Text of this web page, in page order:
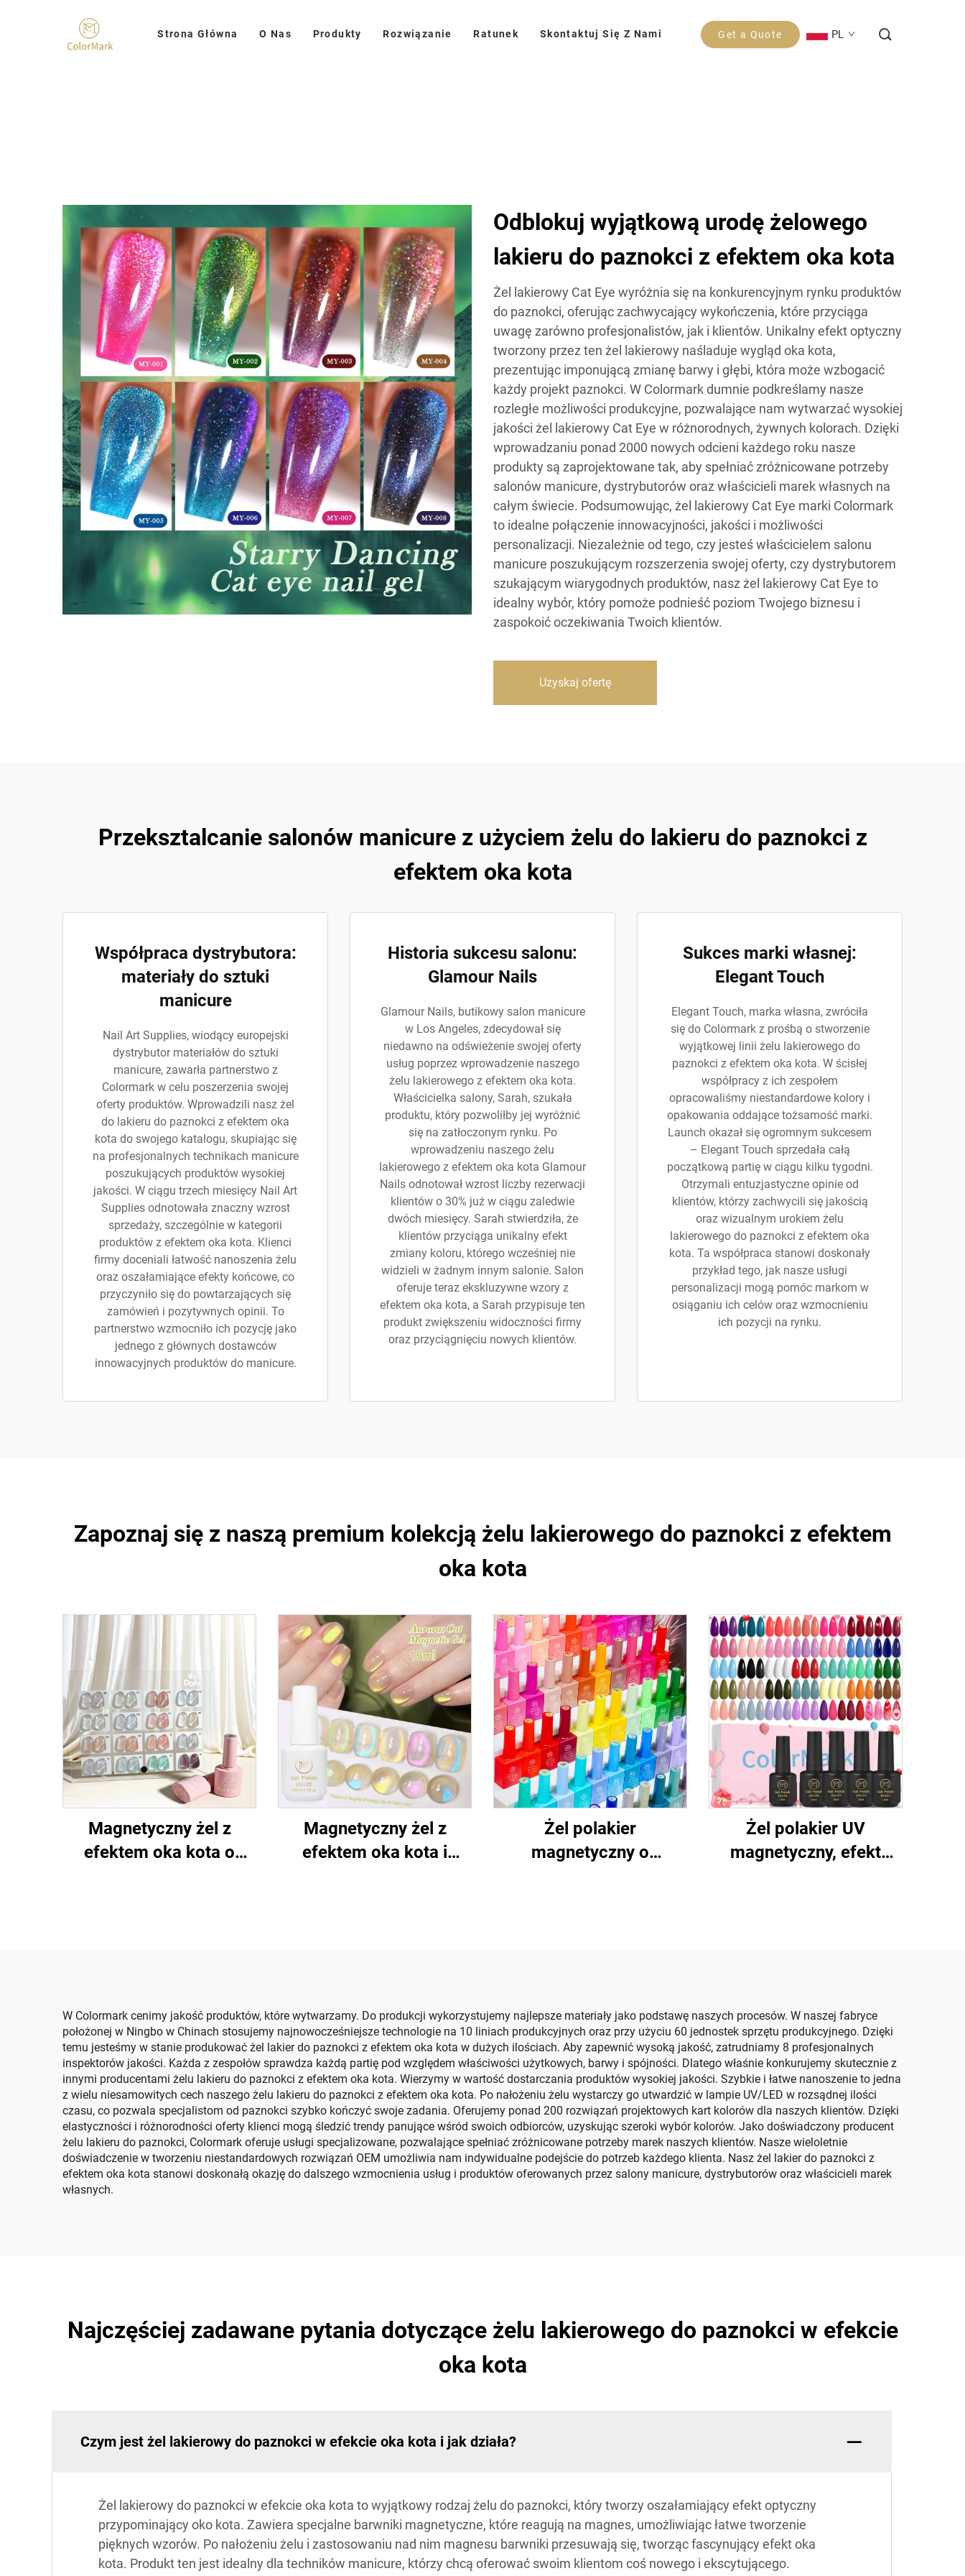
Strona Główna O Nas Produkty Rozwiązanie Ratunek Skontaktuj Się Z Nami Get a Quote PL
Odblokuj wyjątkową urodę żelowego
lakieru do paznokci z efektem oka kota
Żel lakierowy Cat Eye wyróżnia się na konkurencyjnym rynku produktów
do paznokci, oferując zachwycający wykończenia, które przyciąga
uwagę zarówno profesjonalistów, jak i klientów. Unikalny efekt optyczny
tworzony przez ten żel lakierowy naśladuje wygląd oka kota,
prezentując imponującą zmianę barwy i głębi, która może wzbogacić
każdy projekt paznokci. W Colormark dumnie podkreślamy nasze
rozległe możliwości produkcyjne, pozwalające nam wytwarzać wysokiej
jakości żel lakierowy Cat Eye w różnorodnych, żywnych kolorach. Dzięki
wprowadzaniu ponad 2000 nowych odcieni każdego roku nasze
produkty są zaprojektowane tak, aby spełniać zróżnicowane potrzeby
salonów manicure, dystrybutorów oraz właścicieli marek własnych na
całym świecie. Podsumowując, żel lakierowy Cat Eye marki Colormark
to idealne połączenie innowacyjności, jakości i możliwości
personalizacji. Niezależnie od tego, czy jesteś właścicielem salonu
manicure poszukującym rozszerzenia swojej oferty, czy dystrybutorem
szukającym wiarygodnych produktów, nasz żel lakierowy Cat Eye to
idealny wybór, który pomoże podnieść poziom Twojego biznesu i
zaspokoić oczekiwania Twoich klientów.
Uzyskaj ofertę
Przeksztalcanie salonów manicure z użyciem żelu do lakieru do paznokci z
efektem oka kota
Współpraca dystrybutora:
materiały do sztuki
manicure
Nail Art Supplies, wiodący europejski
dystrybutor materiałów do sztuki
manicure, zawarła partnerstwo z
Colormark w celu poszerzenia swojej
oferty produktów. Wprowadzili nasz żel
do lakieru do paznokci z efektem oka
kota do swojego katalogu, skupiając się
na profesjonalnych technikach manicure
poszukujących produktów wysokiej
jakości. W ciągu trzech miesięcy Nail Art
Supplies odnotowała znaczny wzrost
sprzedaży, szczególnie w kategorii
produktów z efektem oka kota. Klienci
firmy doceniali łatwość nanoszenia żelu
oraz oszałamiające efekty końcowe, co
przyczyniło się do powtarzających się
zamówień i pozytywnych opinii. To
partnerstwo wzmocniło ich pozycję jako
jednego z głównych dostawców
innowacyjnych produktów do manicure.
Historia sukcesu salonu:
Glamour Nails
Glamour Nails, butikowy salon manicure
w Los Angeles, zdecydował się
niedawno na odświeżenie swojej oferty
usług poprzez wprowadzenie naszego
żelu lakierowego z efektem oka kota.
Właścicielka salony, Sarah, szukała
produktu, który pozwoliłby jej wyróżnić
się na zatłoczonym rynku. Po
wprowadzeniu naszego żelu
lakierowego z efektem oka kota Glamour
Nails odnotował wzrost liczby rezerwacji
klientów o 30% już w ciągu zaledwie
dwóch miesięcy. Sarah stwierdziła, że
klientów przyciąga unikalny efekt
zmiany koloru, którego wcześniej nie
widzieli w żadnym innym salonie. Salon
oferuje teraz ekskluzywne wzory z
efektem oka kota, a Sarah przypisuje ten
produkt zwiększeniu widoczności firmy
oraz przyciągnięciu nowych klientów.
Sukces marki własnej:
Elegant Touch
Elegant Touch, marka własna, zwróciła
się do Colormark z prośbą o stworzenie
wyjątkowej linii żelu lakierowego do
paznokci z efektem oka kota. W ścisłej
współpracy z ich zespołem
opracowaliśmy niestandardowe kolory i
opakowania oddające tożsamość marki.
Launch okazał się ogromnym sukcesem
– Elegant Touch sprzedała całą
początkową partię w ciągu kilku tygodni.
Otrzymali entuzjastyczne opinie od
klientów, którzy zachwycili się jakością
oraz wizualnym urokiem żelu
lakierowego do paznokci z efektem oka
kota. Ta współpraca stanowi doskonały
przykład tego, jak nasze usługi
personalizacji mogą pomóc markom w
osiąganiu ich celów oraz wzmocnieniu
ich pozycji na rynku.
Zapoznaj się z naszą premium kolekcją żelu lakierowego do paznokci z efektem
oka kota
Magnetyczny żel z
efektem oka kota o
Magnetyczny żel z
efektem oka kota i
Żel polakier
magnetyczny o
Żel polakier UV
magnetyczny, efekt
W Colormark cenimy jakość produktów, które wytwarzamy. Do produkcji wykorzystujemy najlepsze materiały jako podstawę naszych procesów. W naszej fabryce
położonej w Ningbo w Chinach stosujemy najnowocześniejsze technologie na 10 liniach produkcyjnych oraz przy użyciu 60 jednostek sprzętu produkcyjnego. Dzięki
temu jesteśmy w stanie produkować żel lakier do paznokci z efektem oka kota w dużych ilościach. Aby zapewnić wysoką jakość, zatrudniamy 8 profesjonalnych
inspektorów jakości. Każda z zespołów sprawdza każdą partię pod względem właściwości użytkowych, barwy i spójności. Dlatego właśnie konkurujemy skutecznie z
innymi producentami żelu lakieru do paznokci z efektem oka kota. Wierzymy w wartość dostarczania produktów wysokiej jakości. Szybkie i łatwe nanoszenie to jedna
z wielu niesamowitych cech naszego żelu lakieru do paznokci z efektem oka kota. Po nałożeniu żelu wystarczy go utwardzić w lampie UV/LED w rozsądnej ilości
czasu, co pozwala specjalistom od paznokci szybko kończyć swoje zadania. Oferujemy ponad 200 rozwiązań projektowych kart kolorów dla naszych klientów. Dzięki
elastyczności i różnorodności oferty klienci mogą śledzić trendy panujące wśród swoich odbiorców, uzyskując szeroki wybór kolorów. Jako doświadczony producent
żelu lakieru do paznokci, Colormark oferuje usługi specjalizowane, pozwalające spełniać zróżnicowane potrzeby marek naszych klientów. Nasze wieloletnie
doświadczenie w tworzeniu niestandardowych rozwiązań OEM umożliwia nam indywidualne podejście do potrzeb każdego klienta. Nasz żel lakier do paznokci z
efektem oka kota stanowi doskonałą okazję do dalszego wzmocnienia usług i produktów oferowanych przez salony manicure, dystrybutorów oraz właścicieli marek
własnych.
Najczęściej zadawane pytania dotyczące żelu lakierowego do paznokci w efekcie
oka kota
Czym jest żel lakierowy do paznokci w efekcie oka kota i jak działa?
Żel lakierowy do paznokci w efekcie oka kota to wyjątkowy rodzaj żelu do paznokci, który tworzy oszałamiający efekt optyczny
przypominający oko kota. Zawiera specjalne barwniki magnetyczne, które reagują na magnes, umożliwiając łatwe tworzenie
pięknych wzorów. Po nałożeniu żelu i zastosowaniu nad nim magnesu barwniki przesuwają się, tworząc fascynujący efekt oka
kota. Produkt ten jest idealny dla techników manicure, którzy chcą oferować swoim klientom coś nowego i ekscytującego.